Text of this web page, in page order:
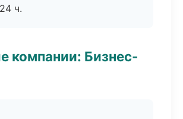
ч.
компании: Бизнес-